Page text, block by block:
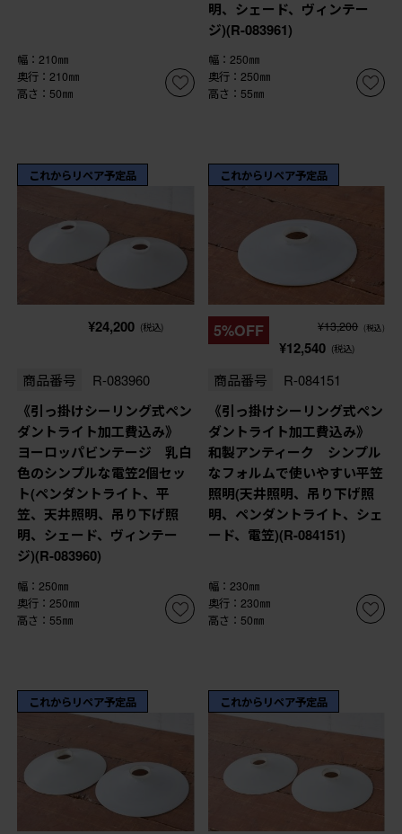
幅：210㎜
奥行：210㎜
高さ：50㎜
明、シェード、ヴィンテー
ジ)(R-083961)
幅：250㎜
奥行：250㎜
高さ：55㎜
これからリペア予定品
¥24,200 (税込)
商品番号 R-083960
《引っ掛けシーリング式ペン
ダントライト加工費込み》
ヨーロッパビンテージ 乳白
色のシンプルな電笠2個セッ
ト(ペンダントライト、平
笠、天井照明、吊り下げ照
明、シェード、ヴィンテー
ジ)(R-083960)
幅：250㎜
奥行：250㎜
高さ：55㎜
これからリペア予定品
5%OFF ¥13,200 (税込)
¥12,540 (税込)
商品番号 R-084151
《引っ掛けシーリング式ペン
ダントライト加工費込み》
和製アンティーク シンプル
なフォルムで使いやすい平笠
照明(天井照明、吊り下げ照
明、ペンダントライト、シェ
ード、電笠)(R-084151)
幅：230㎜
奥行：230㎜
高さ：50㎜
これからリペア予定品 これからリペア予定品